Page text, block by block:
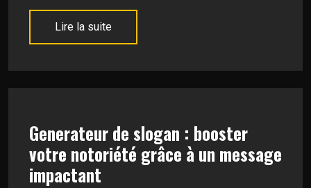
Lire la suite
Generateur de slogan : booster
votre notoriété grâce à un message
impactant